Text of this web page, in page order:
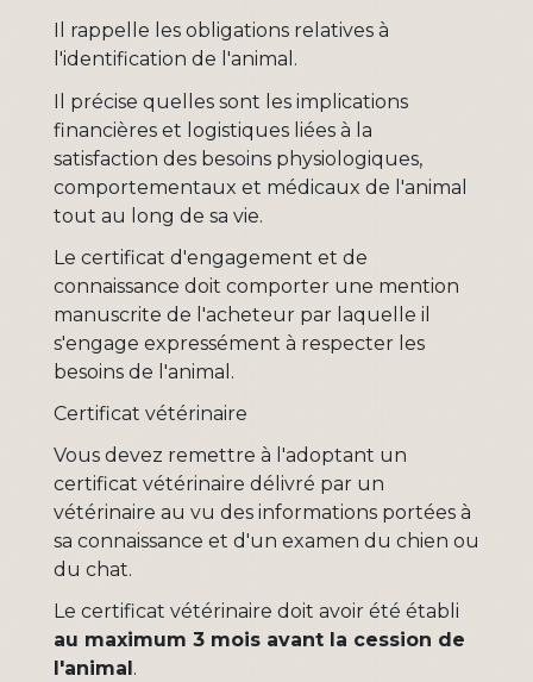
Il rappelle les obligations relatives à
l'identification de l'animal.
Il précise quelles sont les implications
financières et logistiques liées à la
satisfaction des besoins physiologiques,
comportementaux et médicaux de l'animal
tout au long de sa vie.
Le certificat d'engagement et de
connaissance doit comporter une mention
manuscrite de l'acheteur par laquelle il
s'engage expressément à respecter les
besoins de l'animal.
Certificat vétérinaire
Vous devez remettre à l'adoptant un
certificat vétérinaire délivré par un
vétérinaire au vu des informations portées à
sa connaissance et d'un examen du chien ou
du chat.
Le certificat vétérinaire doit avoir été établi
au maximum 3 mois avant la cession de
l'animal .